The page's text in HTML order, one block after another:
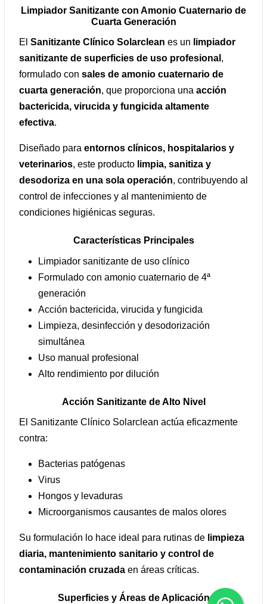
Limpiador Sanitizante con Amonio Cuaternario de
Cuarta Generación
El Sanitizante Clínico Solarclean es un limpiador
sanitizante de superficies de uso profesional ,
formulado con sales de amonio cuaternario de
cuarta generación, que proporciona una acción
bactericida, virucida y fungicida altamente
efectiva.
Diseñado para entornos clínicos, hospitalarios y
veterinarios, este producto limpia, sanitiza y
desodoriza en una sola operación, contribuyendo al
control de infecciones y al mantenimiento de
condiciones higiénicas seguras.
Características Principales
Limpiador sanitizante de uso clínico
Formulado con amonio cuaternario de 4ª
generación
Acción bactericida, virucida y fungicida
Limpieza, desinfección y desodorización
simultánea
Uso manual profesional
Alto rendimiento por dilución
Acción Sanitizante de Alto Nivel
El Sanitizante Clínico Solarclean actúa eficazmente
contra:
Bacterias patógenas
Virus
Hongos y levaduras
Microorganismos causantes de malos olores
Su formulación lo hace ideal para rutinas de limpieza
diaria, mantenimiento sanitario y control de
contaminación cruzada en áreas críticas.
Superficies y Áreas de Aplicación